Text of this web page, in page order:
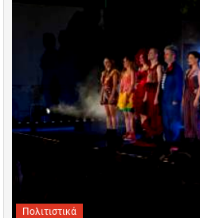
Πολιτιστικά